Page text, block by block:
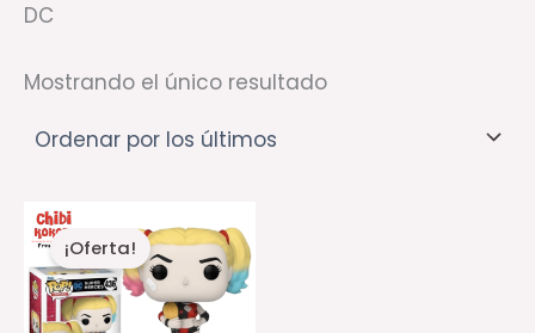
DC
Mostrando el único resultado
¡Oferta!
precio
original
era:
$10.000,00.
precio
actual
es:
$7.000,00.